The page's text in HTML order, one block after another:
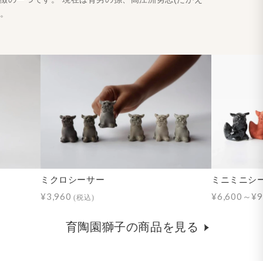
ミクロシーサー
¥3,960(税込)
ミニミニシ
¥6,600～
育陶園獅子の商品を見る